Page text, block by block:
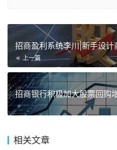
上一篇
相关文章